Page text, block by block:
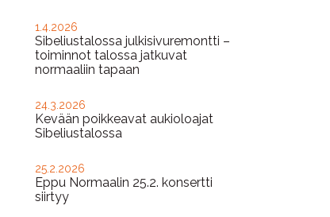
1.4.2026
Sibeliustalossa julkisivuremontti –
toiminnot talossa jatkuvat
normaaliin tapaan
24.3.2026
Kevään poikkeavat aukioloajat
Sibeliustalossa
25.2.2026
Eppu Normaalin 25.2. konsertti
siirtyy